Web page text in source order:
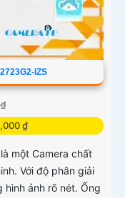
IZS
₫
một Camera chất
Với độ phân giải
hình ảnh rõ nét. Ống